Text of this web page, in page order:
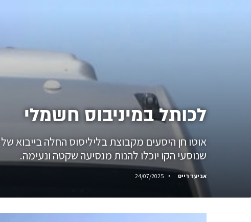
לכותל במיניבוס חשמלי
שנוסעי הקו יוכלו להנות מנסיעה שקטה ונעימה.
אביעד רייס 24/07/2025